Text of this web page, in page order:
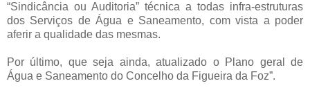
“Sindicância ou Auditoria” técnica a todas infra-estruturas
dos Serviços de Água e Saneamento, com vista a poder
aferir a qualidade das mesmas.
Por último, que seja ainda, atualizado o Plano geral de
Água e Saneamento do Concelho da Figueira da Foz”.